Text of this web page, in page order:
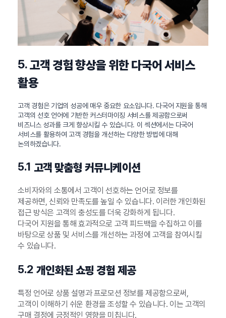
5.고객 경험 향상을 위한 다국어 서비스
활용
고객 경험은 기업의 성공에 매우 중요한 요소입니다. 다국어 지원을 통해
고객의 선호 언어에 기반한 커스터마이징 서비스를 제공함으로써
비즈니스 성과를 크게 향상시킬 수 있습니다. 이 섹션에서는 다국어
서비스를 활용하여 고객 경험을 개선하는 다양한 방법에 대해
논의하겠습니다.
5.1 고객 맞춤형 커뮤니케이션
소비자와의 소통에서 고객이 선호하는 언어로 정보를
제공하면, 신뢰와 만족도를 높일 수 있습니다. 이러한 개인화된
접근 방식은 고객의 충성도를 더욱 강화하게 됩니다.
다국어 지원을 통해 효과적으로 고객 피드백을 수집하고 이를
바탕으로 상품 및 서비스를 개선하는 과정에 고객을 참여시킬
수 있습니다.
5.2 개인화된 쇼핑 경험 제공
특정 언어로 상품 설명과 프로모션 정보를 제공함으로써,
고객이 이해하기 쉬운 환경을 조성할 수 있습니다. 이는 고객의
구매 결정에 긍정적인 영향을 미칩니다.